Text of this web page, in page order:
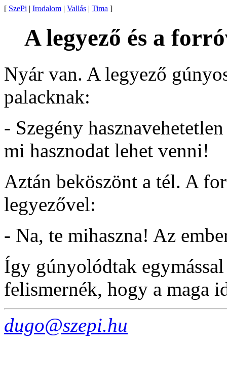
[ SzePi | Irodalom | Vallás | Tima ]
A legyező és a
Nyár van. A legyező
palacknak:
- Szegény
mi hasznodat lehet venni!
Aztán beköszönt a tél. A
legyezővel:
- Na, te mihaszna! Az
Így gúnyolódtak
felismernék, hogy a maga
dugo@szepi.hu